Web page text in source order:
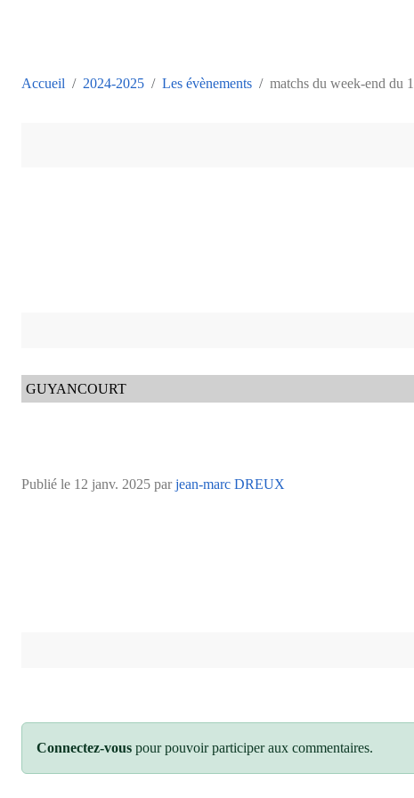
Accueil 2024-2025 Les évènements matchs du week-end du
GUYANCOURT
Publié le 12 janv. 2025 parjean-marc DREUX
Connectez-vous pour pouvoir participer aux commentaires.